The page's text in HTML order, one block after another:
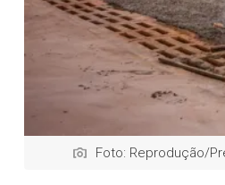
Foto: Reprodução/